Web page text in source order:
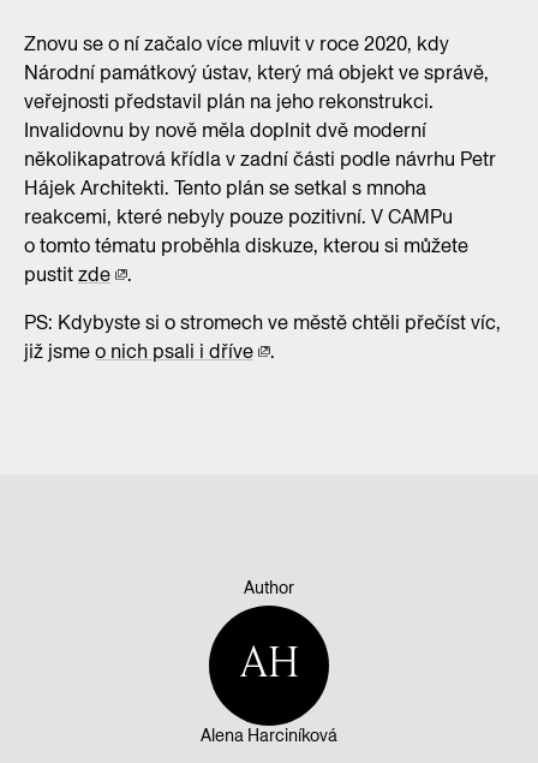
Znovu se o ní začalo více mluvit v roce 2020, kdy
Národní památkový ústav, který má objekt ve správě,
veřejnosti představil plán na jeho rekonstrukci.
Invalidovnu by nově měla doplnit dvě moderní
několikapatrová křídla v zadní části podle návrhu Petr
Hájek Architekti. Tento plán se setkal s mnoha
reakcemi, které nebyly pouze pozitivní. V CAMPu
o tomto tématu proběhla diskuze, kterou si můžete
pustitzde
.
PS: Kdybyste si o stromech ve městě chtěli přečíst víc,
již jsmeo nich psali i dříve .
Author
AH
Alena Harciníková